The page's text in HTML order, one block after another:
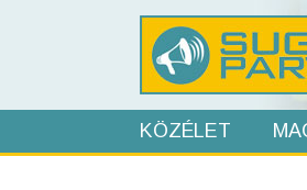
KÖZÉLET